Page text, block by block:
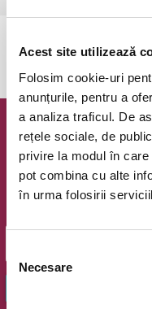
Acest site utilizează
Folosim cookie-uri
anunțurile, pentru a
a analiza traficul. De
rețele sociale, de
privire la modul în
pot combina cu alte
în urma folosirii
consimțământului
Necesare
Oferte exclusive si o